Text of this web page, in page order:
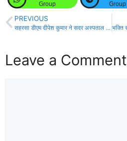
Group Group
PREVIOUS
सहरसा डीएम दीपेश कुमार ने सदर अस्पताल का किया औचक निरीक्षण।
Leave a Comment